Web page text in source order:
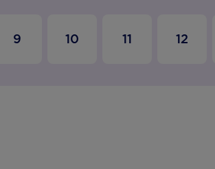
9 10 11 12